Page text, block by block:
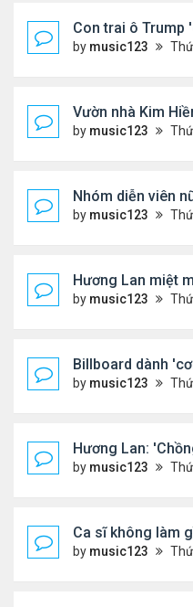
Con trai ô Trump
by music123 Thứ 5 Tháng 8 06,
Vườn nhà Kim
by music123 Thứ 5 Tháng 8 06,
Nhóm diễn viên
by music123 Thứ 5 Tháng 8 06,
Hương Lan miệt
by music123 Thứ 5 Tháng 8 06,
Billboard dành
by music123 Thứ 2 Tháng 10 19,
Hương Lan:
by music123 Thứ 4 Tháng 8 05,
Ca sĩ không làm
by music123 Thứ 4 Tháng 8 05,